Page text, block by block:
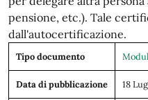
pensione, etc.). Tale
dall'autocertificazione.
Tipo documento
Data di pubblicazione 18